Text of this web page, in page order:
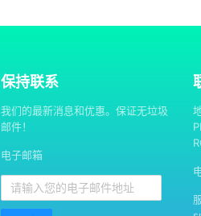
保持联系
我们的最新消息和优惠。保证无垃圾
邮件！
电子邮箱